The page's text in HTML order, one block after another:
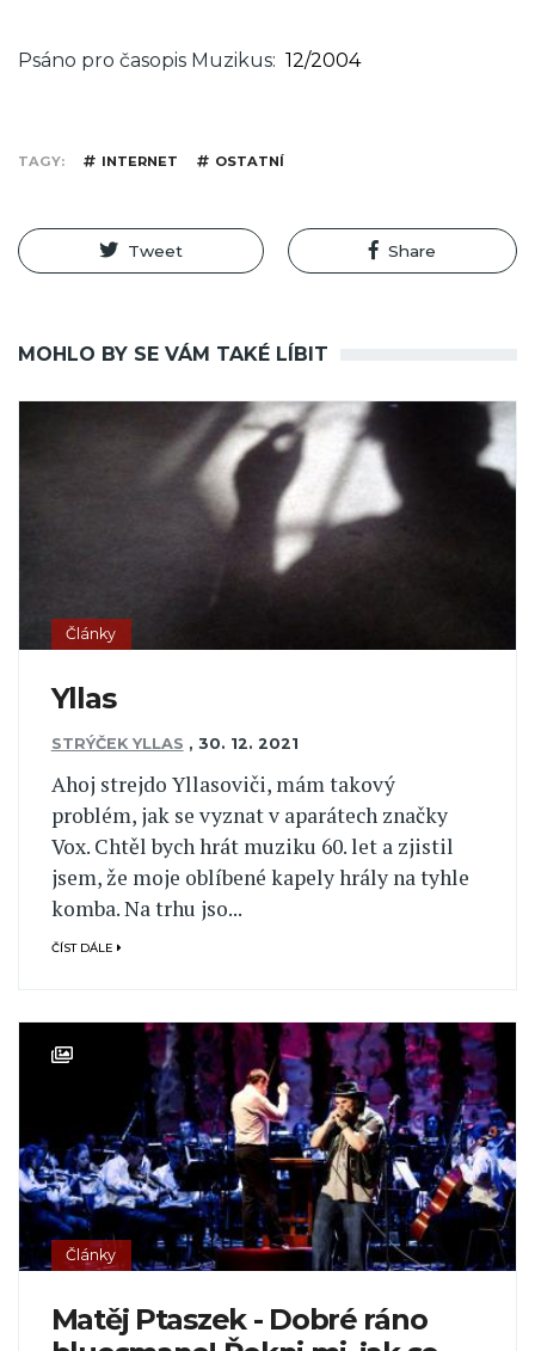
Psáno pro časopis Muzikus 12/2004
TAGY INTERNET OSTATNÍ
Tweet Share
MOHLO BY SE VÁM TAKÉ LÍBIT
Články
Yllas
STRÝČEK YLLAS , 30. 12. 2021
Ahoj strejdo Yllasoviči, mám takový
problém, jak se vyznat v aparátech značky
Vox. Chtěl bych hrát muziku 60. let a zjistil
jsem, že moje oblíbené kapely hrály na tyhle
komba. Na trhu jso...
ČÍST DÁLE
Články
Matěj Ptaszek - Dobré ráno